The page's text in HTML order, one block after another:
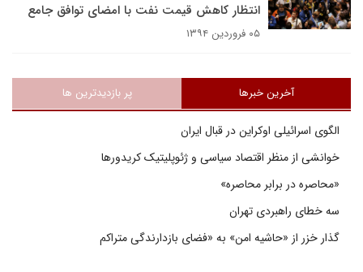
انتظار کاهش قیمت نفت با امضای توافق جامع
۰۵ فروردین ۱۳۹۴
آخرین خبرها پر بازدیدترین ها
الگوی اسرائیلی اوکراین در قبال ایران
خوانشی از منظر اقتصاد سیاسی و ژئوپلیتیک کریدورها
«محاصره در برابر محاصره»
سه خطای راهبردی تهران
گذار خزر از «حاشیه امن» به «فضای بازدارندگی متراکم